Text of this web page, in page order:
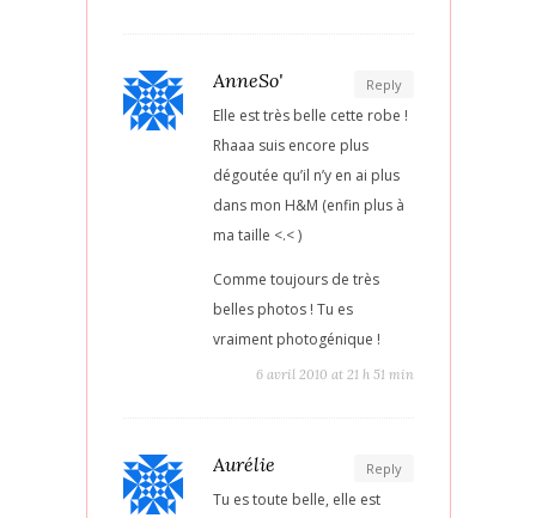
Reply
AnneSo'
Elle est très belle cette robe !
Rhaaa suis encore plus
dégoutée qu’il n’y en ai plus
dans mon H&M (enfin plus à
ma taille <.< )
Comme toujours de très
belles photos ! Tu es
vraiment photogénique !
6 avril 2010 at 21 h 51 min
Reply
Aurélie
Tu es toute belle, elle est